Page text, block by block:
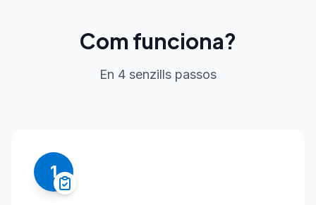
Com funciona?
En 4 senzills passos
1